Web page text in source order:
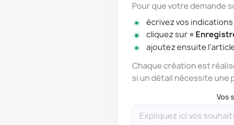
Pour que votre demande
écrivez vos
cliquez sur«
ajoutez ensuite
Chaque création est
si un détail nécessite une
Vos